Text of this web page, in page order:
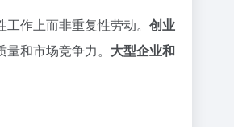
作上而非重复性劳动。 创业
和市场竞争力。 大型企业和